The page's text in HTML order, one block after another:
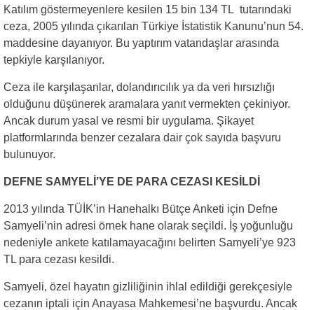
Katılım göstermeyenlere kesilen 15 bin 134 TL tutarındaki
ceza, 2005 yılında çıkarılan Türkiye İstatistik Kanunu’nun 54.
maddesine dayanıyor. Bu yaptırım vatandaşlar arasında
tepkiyle karşılanıyor.
Ceza ile karşılaşanlar, dolandırıcılık ya da veri hırsızlığı
olduğunu düşünerek aramalara yanıt vermekten çekiniyor.
Ancak durum yasal ve resmi bir uygulama. Şikayet
platformlarında benzer cezalara dair çok sayıda başvuru
bulunuyor.
DEFNE SAMYELİ’YE DE PARA CEZASI KESİLDİ
2013 yılında TÜİK’in Hanehalkı Bütçe Anketi için Defne
Samyeli’nin adresi örnek hane olarak seçildi. İş yoğunluğu
nedeniyle ankete katılamayacağını belirten Samyeli’ye 923
TL para cezası kesildi.
Samyeli, özel hayatın gizliliğinin ihlal edildiği gerekçesiyle
cezanın iptali için Anayasa Mahkemesi’ne başvurdu. Ancak